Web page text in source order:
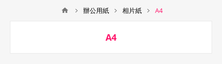
辦公用紙 相片紙 A4
A4